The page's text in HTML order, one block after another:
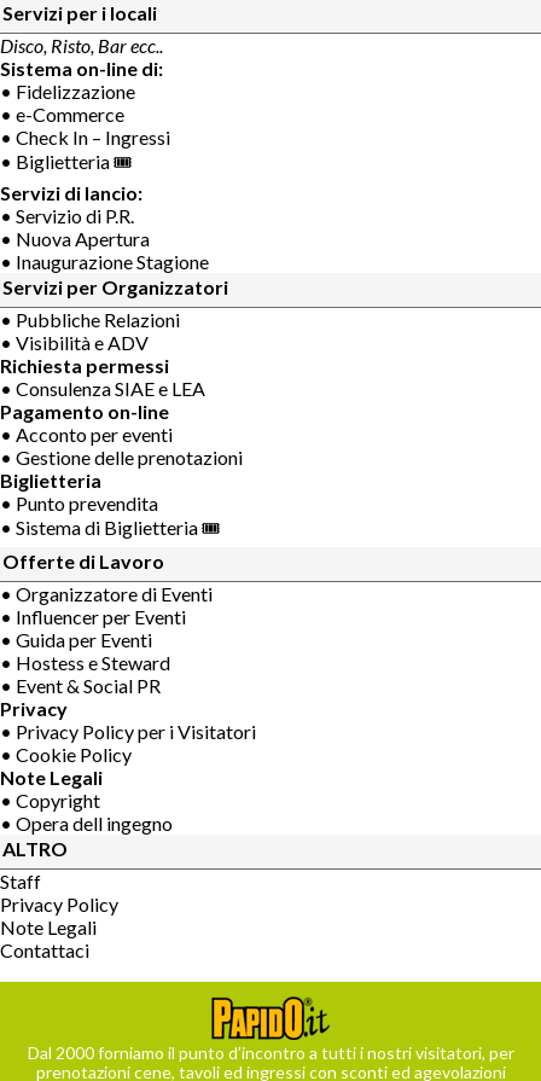
Servizi per i locali
Disco, Risto, Bar ecc..
Sistema on-line di:
• Fidelizzazione
• e-Commerce
• Check In – Ingressi
• Biglietteria 🎟
Servizi di lancio:
• Servizio di P.R.
• Nuova Apertura
• Inaugurazione Stagione
Servizi per Organizzatori
• Pubbliche Relazioni
• Visibilità e ADV
Richiesta permessi
• Consulenza SIAE e LEA
Pagamento on-line
• Acconto per eventi
• Gestione delle prenotazioni
Biglietteria
• Punto prevendita
• Sistema di Biglietteria 🎟
Offerte di Lavoro
• Organizzatore di Eventi
• Influencer per Eventi
• Guida per Eventi
• Hostess e Steward
• Event & Social PR
Privacy
• Privacy Policy per i Visitatori
• Cookie Policy
Note Legali
• Copyright
• Opera dell ingegno
ALTRO
Staff
Privacy Policy
Note Legali
Contattaci
Dal 2000 forniamo il punto d’incontro a tutti i nostri visitatori, per
prenotazioni cene, tavoli ed ingressi con sconti ed agevolazioni